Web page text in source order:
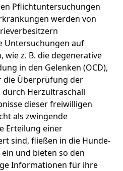
Pflichtuntersuchungen
werden von
Untersuchungen auf
wie z. B. die degenerative
in den Gelenken (OCD),
die Überprüfung der
Herzultraschall
dieser freiwilligen
als zwingende
Erteilung einer
sind, fließen in die Hunde-
und bieten so den
Informationen für ihre